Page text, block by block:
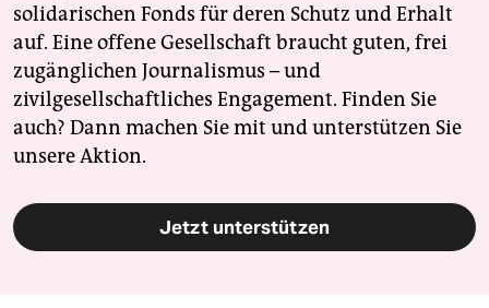
solidarischen Fonds für deren Schutz und Erhalt
auf. Eine offene Gesellschaft braucht guten, frei
zugänglichen Journalismus – und
zivilgesellschaftliches Engagement. Finden Sie
auch? Dann machen Sie mit und unterstützen Sie
unsere Aktion.
Jetzt unterstützen